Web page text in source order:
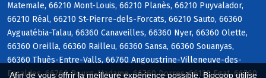
Afin de vous offrir la meilleure expérience possible, Biocoop utilise
Matemale, 66210 Mont-Louis, 66210 Planès, 66210 Puyvalador,
66210 Réal, 66210 St-Pierre-dels-Forcats, 66210 Sauto, 66360
Ayguatébia-Talau, 66360 Canaveilles, 66360 Nyer, 66360 Olette,
66360 Oreilla, 66360 Railleu, 66360 Sansa, 66360 Souanyas,
66360 Thuès-Entre-Valls, 66760 Angoustrine-Villeneuve-des-
Escaldes, 66760 Bourg-Madame, 66760 Dorres, 66120 Egat, 66760